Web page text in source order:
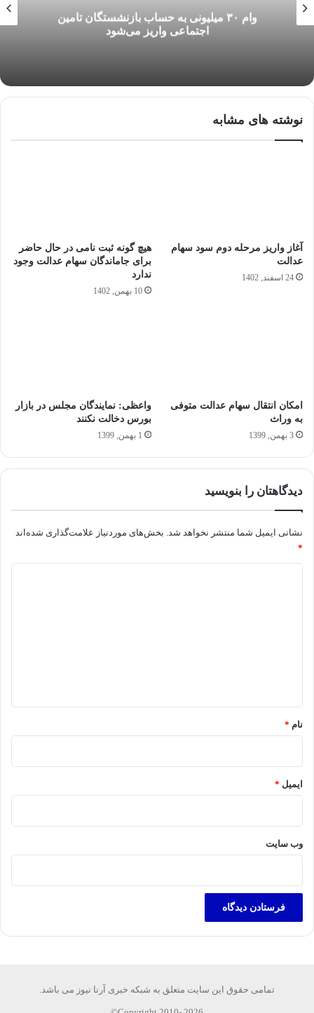
وام ۳۰ میلیونی به حساب بازنشستگان تامین
اجتماعی واریز می‌شود
نوشته های مشابه
آغاز واریز مرحله دوم سود سهام
عدالت
24 اسفند, 1402
هیچ گونه ثبت نامی در حال حاضر
برای جاماندگان سهام عدالت وجود
ندارد
10 بهمن, 1402
امکان انتقال سهام عدالت متوفی
به وراث
3 بهمن, 1399
واعظی: نمایندگان مجلس در بازار
بورس دخالت نکنند
1 بهمن, 1399
دیدگاهتان را بنویسید
نشانی ایمیل شما منتشر نخواهد شد. بخش‌های موردنیاز علامت‌گذاری شده‌اند
*
نام *
ایمیل *
وب‌ سایت
تمامی حقوق این سایت متعلق به شبکه خبری آرنا نیوز می باشد.